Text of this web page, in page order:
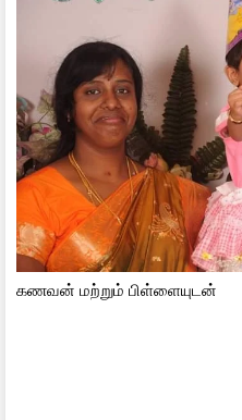
கணவன் மற்றும் பிள்ளையுடன்